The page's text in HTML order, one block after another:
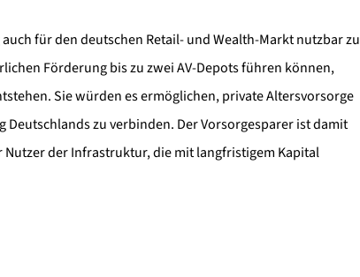
für den deutschen Retail- und Wealth-Markt nutzbar zu
Förderung bis zu zwei AV-Depots führen können,
Sie würden es ermöglichen, private Altersvorsorge
zu verbinden. Der Vorsorgesparer ist damit
Nutzer der Infrastruktur, die mit langfristigem Kapital